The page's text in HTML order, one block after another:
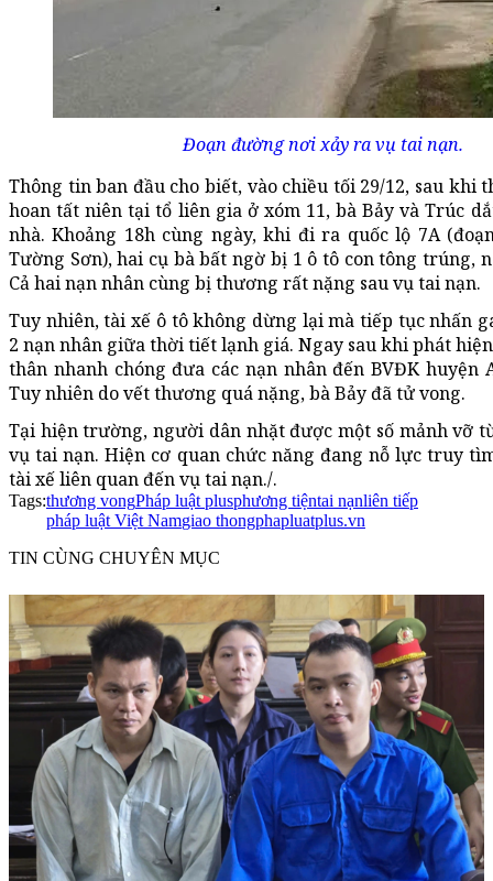
Đoạn đường nơi xảy ra vụ tai nạn.
Thông tin ban đầu cho biết, vào chiều tối 29/12, sau khi
hoan tất niên tại tổ liên gia ở xóm 11, bà Bảy và Trúc
nhà. Khoảng 18h cùng ngày, khi đi ra quốc lộ 7A
Tường Sơn), hai cụ bà bất ngờ bị 1 ô tô con tông trúng,
Cả hai nạn nhân cùng bị thương rất nặng sau vụ tai nạn.
Tuy nhiên, tài xế ô tô không dừng lại mà tiếp tục nhấn
2 nạn nhân giữa thời tiết lạnh giá. Ngay sau khi phát
thân nhanh chóng đưa các nạn nhân đến BVĐK huyện
Tuy nhiên do vết thương quá nặng, bà Bảy đã tử vong.
Tại hiện trường, người dân nhặt được một số mảnh vỡ
vụ tai nạn. Hiện cơ quan chức năng đang nỗ lực truy
tài xế liên quan đến vụ tai nạn./.
Tags:thương vongPháp luật plusphương tiệntai nạnliên tiếp
pháp luật Việt Namgiao thongphapluatplus.vn
TIN CÙNG CHUYÊN MỤC